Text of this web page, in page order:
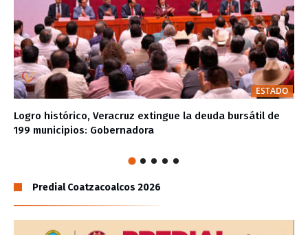
ESTADO
Logro histórico, Veracruz extingue la deuda bursátil de
199 municipios: Gobernadora
Predial Coatzacoalcos 2026